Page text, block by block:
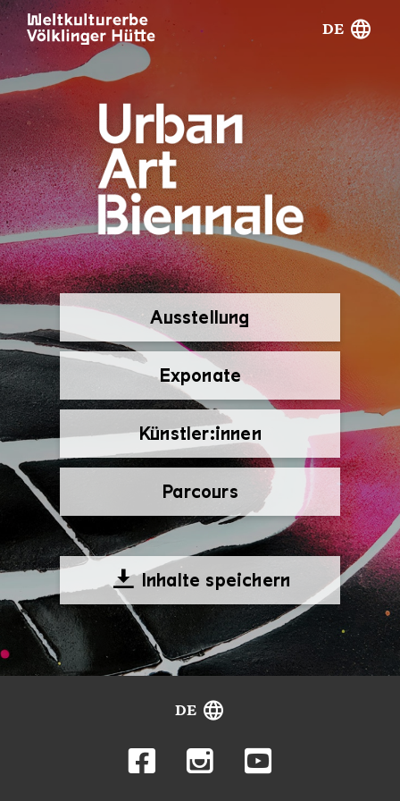
DE
Ausstellung
Exponate
Künstler:innen
Parcours
Inhalte speichern
DE